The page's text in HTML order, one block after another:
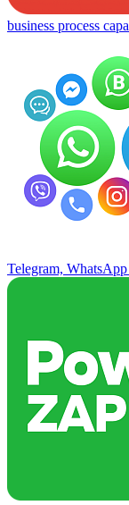
business process
Telegram,